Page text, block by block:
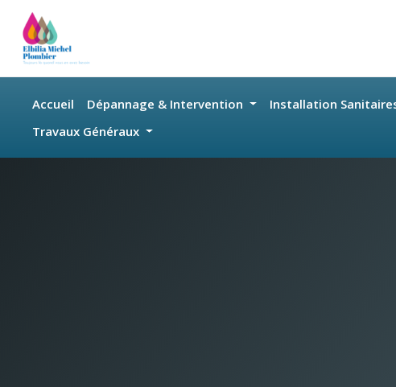
Skip to main content
Accueil Dépannage & Intervention Installation
Travaux Généraux